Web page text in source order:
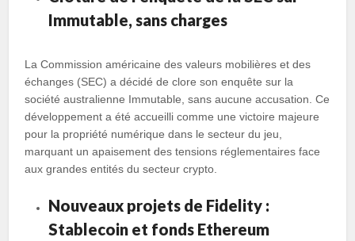
Immutable, sans charges
La Commission américaine des valeurs mobilières et des
échanges (SEC) a décidé de clore son enquête sur la
société australienne Immutable, sans aucune accusation. Ce
développement a été accueilli comme une victoire majeure
pour la propriété numérique dans le secteur du jeu,
marquant un apaisement des tensions réglementaires face
aux grandes entités du secteur crypto.
Nouveaux projets de Fidelity :
Stablecoin et fonds Ethereum